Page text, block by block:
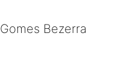
Bezerra